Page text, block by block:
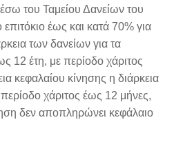
του Ταμείου Δανείων του
έως και κατά 70% για
των δανείων για τα
12 έτη, με περίοδο χάριτος
κεφαλαίου κίνησης η διάρκεια
χάριτος έως 12 μήνες,
δεν αποπληρώνει κεφάλαιο